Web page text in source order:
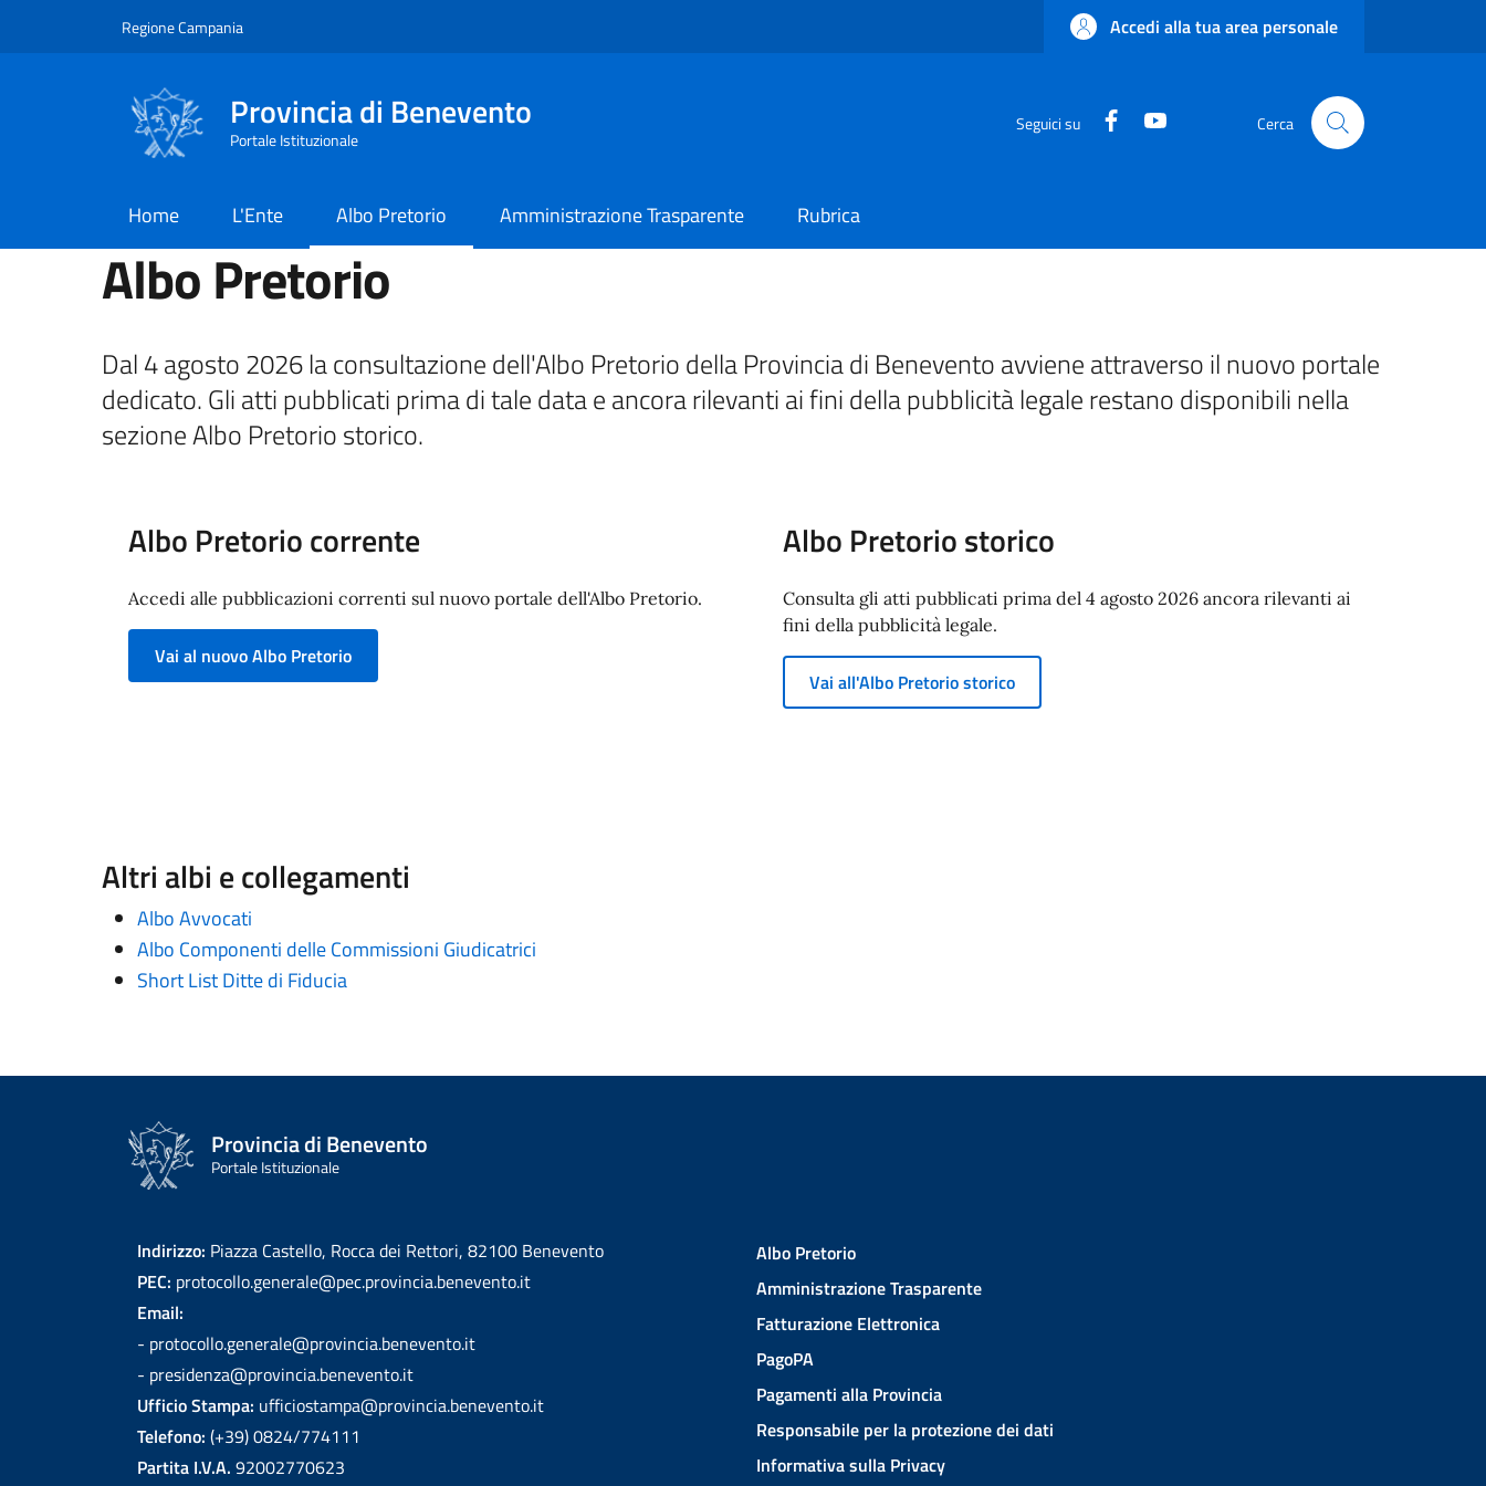
Regione Campania Accedi alla tua area personale
Provincia di Benevento
Portale Istituzionale
Seguici su Facebook Cerca
Home L'Ente Albo Pretorio Amministrazione Trasparente Rubrica
Albo Pretorio
Dal 4 agosto 2026 la consultazione dell'Albo Pretorio della Provincia di Benevento avviene attraverso il nuovo portale
dedicato. Gli atti pubblicati prima di tale data e ancora rilevanti ai fini della pubblicità legale restano disponibili nella
sezione Albo Pretorio storico.
Albo Pretorio corrente
Accedi alle pubblicazioni correnti sul nuovo portale dell'Albo Pretorio.
Vai al nuovo Albo Pretorio
Albo Pretorio storico
Consulta gli atti pubblicati prima del 4 agosto 2026 ancora rilevanti ai
fini della pubblicità legale.
Vai all'Albo Pretorio storico
Altri albi e collegamenti
Albo Avvocati
Albo Componenti delle Commissioni Giudicatrici
Short List Ditte di Fiducia
Provincia di Benevento
Portale Istituzionale
Indirizzo: Piazza Castello, Rocca dei Rettori, 82100 Benevento
PEC: protocollo.generale@pec.provincia.benevento.it
Email:
- protocollo.generale@provincia.benevento.it
- presidenza@provincia.benevento.it
Ufficio Stampa: ufficiostampa@provincia.benevento.it
Telefono: (+39) 0824/774111
Partita I.V.A. 92002770623
Albo Pretorio
Amministrazione Trasparente
Fatturazione Elettronica
PagoPA
Pagamenti alla Provincia
Responsabile per la protezione dei dati
Informativa sulla Privacy